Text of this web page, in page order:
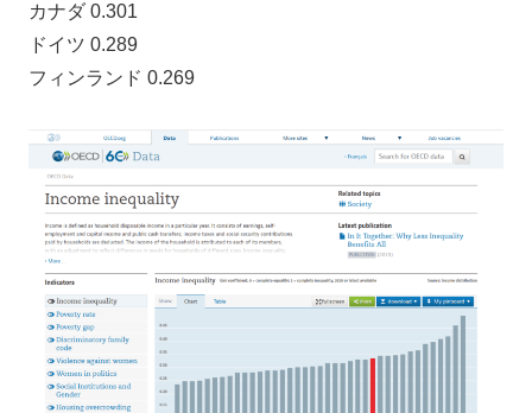
カナダ 0.301
ドイツ 0.289
フィンランド 0.269